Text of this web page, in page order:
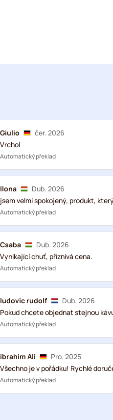
Giulio
čer. 2026
Vrchol
Automatický překlad
Ilona
Dub. 2026
jsem velmi spokojený, produkt,
Automatický překlad
Csaba
Dub. 2026
Vynikající chuť, příznivá cena.
Automatický překlad
ludovic rudolf
Dub. 2026
Pokud chcete objednat stejnou
Automatický překlad
ibrahim Ali
Pro. 2025
Všechno je v pořádku! Rychlé
Automatický překlad